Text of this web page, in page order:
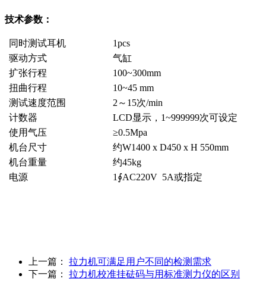
技术参数：
同时测试耳机
1pcs
驱动方式
气缸
扩张行程
100~300mm
扭曲行程
10~45 mm
测试速度范围
2～15次/min
计数器
LCD显示，1~999999次可设定
使用气压
≥0.5Mpa
机台尺寸
约W1400 x D450 x H 550mm
机台重量
约45kg
电源
1∮AC220V 5A或指定
上一篇： 拉力机可满足用户不同的检测需求
下一篇： 拉力机校准挂砝码与用标准测力仪的区别